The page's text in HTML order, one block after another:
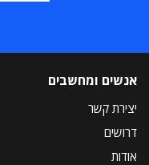
אנשים ומחשבים
יצירת קשר
דרושים
אודות